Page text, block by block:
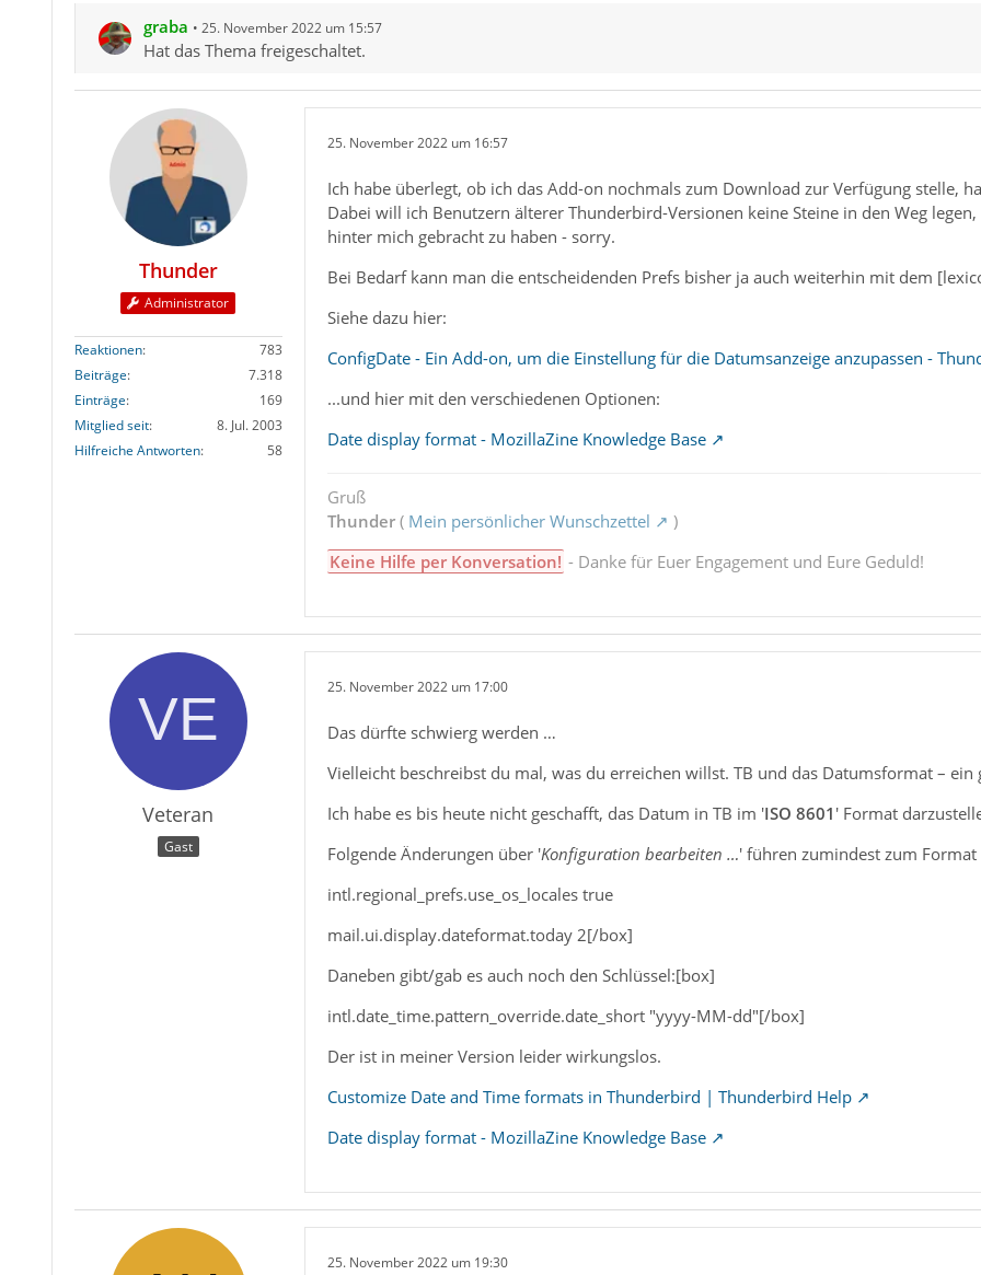
graba 25. November 2022 um 15:57
Hat das Thema freigeschaltet.
Thunder
Administrator
Reaktionen
783
Beiträge
7.318
Einträge
169
Mitglied seit
8. Jul. 2003
Hilfreiche Antworten
58
25. November 2022 um 16:57
Ich habe überlegt, ob ich das Add-on nochmals zum Download zur Verfügung stelle,
Dabei will ich Benutzern älterer Thunderbird-Versionen keine Steine in den Weg
hinter mich gebracht zu haben - sorry.
Bei Bedarf kann man die entscheidenden Prefs bisher ja auch weiterhin mit dem
Siehe dazu hier:
ConfigDate - Ein Add-on, um die Einstellung für die Datumsanzeige anzupassen -
...und hier mit den verschiedenen Optionen:
Date display format - MozillaZine Knowledge Base
Gruß
Thunder( Mein persönlicher Wunschzettel
)
Keine Hilfe per Konversation! - Danke für Euer Engagement und Eure Geduld!
Veteran
Gast
25. November 2022 um 17:00
Das dürfte schwierg werden …
Vielleicht beschreibst du mal, was du erreichen willst. TB und das Datumsformat – ein
Ich habe es bis heute nicht geschafft, das Datum in TB im 'ISO 8601 ' Format
Folgende Änderungen über 'Konfiguration bearbeiten …' führen zumindest zum Format
intl.regional_prefs.use_os_locales true
mail.ui.display.dateformat.today 2[/box]
Daneben gibt/gab es auch noch den Schlüssel:[box]
intl.date_time.pattern_override.date_short "yyyy-MM-dd"[/box]
Der ist in meiner Version leider wirkungslos.
Customize Date and Time formats in Thunderbird | Thunderbird Help
Date display format - MozillaZine Knowledge Base
25. November 2022 um 19:30